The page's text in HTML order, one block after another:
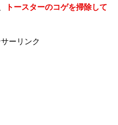
トースターのコゲを掃除して
ーリンク